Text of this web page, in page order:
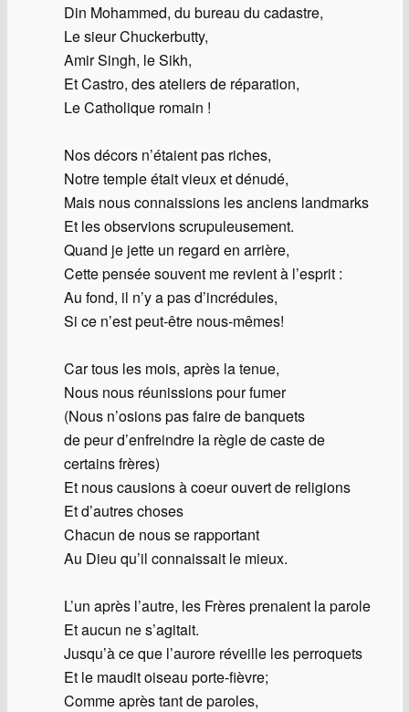
Din Mohammed, du bureau du cadastre,
Le sieur Chuckerbutty,
Amir Singh, le Sikh,
Et Castro, des ateliers de réparation,
Le Catholique romain !
Nos décors n’étaient pas riches,
Notre temple était vieux et dénudé,
Mais nous connaissions les anciens landmarks
Et les observions scrupuleusement.
Quand je jette un regard en arrière,
Cette pensée souvent me revient à l’esprit :
Au fond, il n’y a pas d’incrédules,
Si ce n’est peut-être nous-mêmes!
Car tous les mois, après la tenue,
Nous nous réunissions pour fumer
(Nous n’osions pas faire de banquets
de peur d’enfreindre la règle de caste de
certains frères)
Et nous causions à coeur ouvert de religions
Et d’autres choses
Chacun de nous se rapportant
Au Dieu qu’il connaissait le mieux.
L’un après l’autre, les Frères prenaient la parole
Et aucun ne s’agitait.
Jusqu’à ce que l’aurore réveille les perroquets
Et le maudit oiseau porte-fièvre;
Comme après tant de paroles,